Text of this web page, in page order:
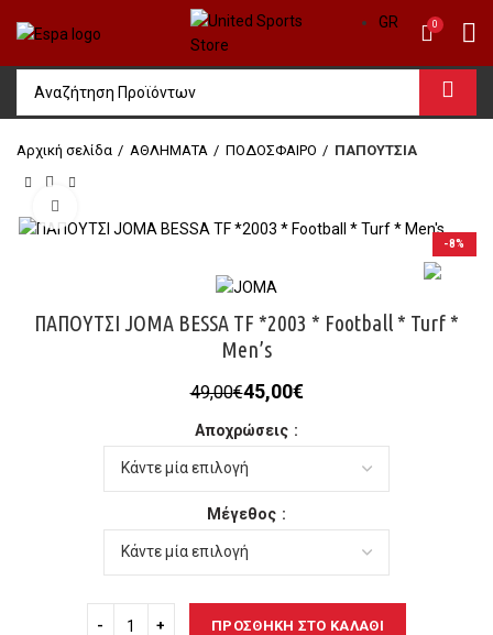
GR 0
Αρχική σελίδα ΑΘΛΗΜΑΤΑ ΠΟΔΟΣΦΑΙΡΟ ΠΑΠΟΥΤΣΙΑ
-8%
ΠΑΠΟΥΤΣΙ JOMA BESSA TF *2003 * Football * Turf *
Men’s
49,00€Original
was:
49,00€.
45,00€Η
Αποχρώσεις
Μέγεθος
ΠΡΟΣΘΉΚΗ ΣΤΟ ΚΑΛΆΘΙ